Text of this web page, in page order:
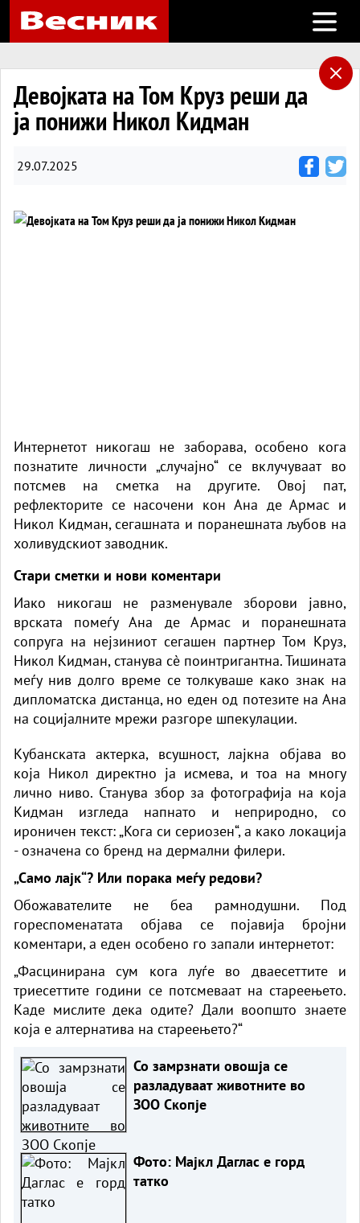
Open
Девојката на Том Круз реши да
ја понижи Никол Кидман
29.07.2025
Интернетот никогаш не заборава, особено кога
познатите личности „случајно“ се вклучуваат во
потсмев на сметка на другите. Овој пат,
рефлекторите се насочени кон Ана де Армас и
Никол Кидман, сегашната и поранешната љубов на
холивудскиот заводник.
Стари сметки и нови коментари
Иако никогаш не разменувале зборови јавно,
врската помеѓу Ана де Армас и поранешната
сопруга на нејзиниот сегашен партнер Том Круз,
Никол Кидман, станува сè поинтригантна. Тишината
меѓу нив долго време се толкуваше како знак на
дипломатска дистанца, но еден од потезите на Ана
на социјалните мрежи разгоре шпекулации.
Кубанската актерка, всушност, лајкна објава во
која Никол директно ја исмева, и тоа на многу
лично ниво. Станува збор за фотографија на која
Кидман изгледа напнато и неприродно, со
ироничен текст: „Кога си сериозен“, а како локација
- означена со бренд на дермални филери.
„Само лајк“? Или порака меѓу редови?
Обожавателите не беа рамнодушни. Под
гореспоменатата објава се појавија бројни
коментари, а еден особено го запали интернетот:
„Фасцинирана сум кога луѓе во дваесеттите и
триесеттите години се потсмеваат на стареењето.
Каде мислите дека одите? Дали воопшто знаете
која е алтернатива на стареењето?“
Со замрзнати овошја се
разладуваат животните во
ЗОО Скопје
Фото: Мајкл Даглас е горд
татко